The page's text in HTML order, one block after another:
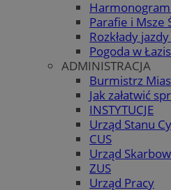
Parafie i Msze
Rozkłady
Pogoda w
ADMINISTRACJA
Burmistrz
Jak załatwić
INSTYTUCJE
Urząd Stanu
CUS
Urząd
ZUS
Urząd Pracy